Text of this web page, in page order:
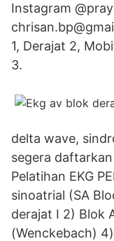
Instagram
1, Derajat 2,
3.
delta wave,
segera
Pelatihan EKG
sinoatrial (SA
derajat I 2) Blok
(Wenckebach)